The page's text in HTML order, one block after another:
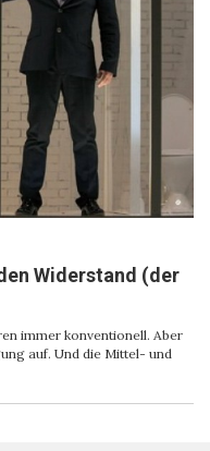
Widerstand (der
immer konventionell. Aber
auf. Und die Mittel- und